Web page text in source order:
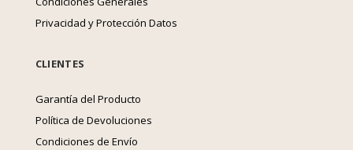
Privacidad y Protección Datos
CLIENTES
Garantía del Producto
Política de Devoluciones
Condiciones de Envío